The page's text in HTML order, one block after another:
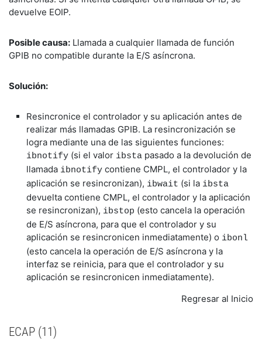
devuelve EOIP.
Posible causa: Llamada a cualquier llamada de función
GPIB no compatible durante la E/S asíncrona.
Solución:
Resincronice el controlador y su aplicación antes de
realizar más llamadas GPIB. La resincronización se
logra mediante una de las siguientes funciones:
ibnotify (si el valor ibsta pasado a la devolución de
llamada ibnotify contiene CMPL, el controlador y la
aplicación se resincronizan), ibwait (si la ibsta
devuelta contiene CMPL, el controlador y la aplicación
se resincronizan), ibstop (esto cancela la operación
de E/S asíncrona, para que el controlador y su
aplicación se resincronicen inmediatamente) o ibonl
(esto cancela la operación de E/S asíncrona y la
interfaz se reinicia, para que el controlador y su
aplicación se resincronicen inmediatamente).
Regresar al Inicio
ECAP (11)